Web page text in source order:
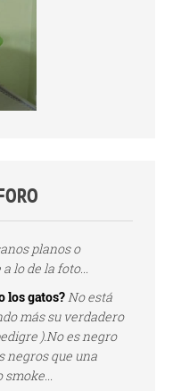
planos o
lo de la foto...
los gatos?No está
más su verdadero
).No es negro
negros que una